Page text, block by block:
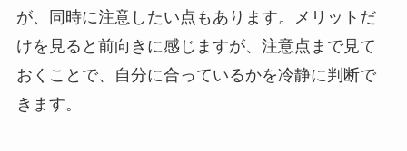
が、同時に注意したい点もあります。メリットだ
けを見ると前向きに感じますが、注意点まで見て
おくことで、自分に合っているかを冷静に判断で
きます。